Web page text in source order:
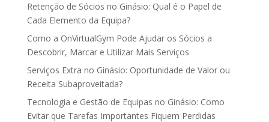
Retenção de Sócios no Ginásio: Qual é o Papel de
Cada Elemento da Equipa?
Como a OnVirtualGym Pode Ajudar os Sócios a
Descobrir, Marcar e Utilizar Mais Serviços
Serviços Extra no Ginásio: Oportunidade de Valor ou
Receita Subaproveitada?
Tecnologia e Gestão de Equipas no Ginásio: Como
Evitar que Tarefas Importantes Fiquem Perdidas